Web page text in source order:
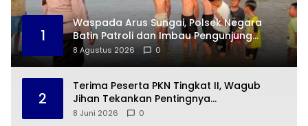
1
Waspada Arus Sungai, Polsek Negara
Batin Patroli dan Imbau Pengunjung
Wisata Pasir Karta Jaya
8 Agustus 2026 0
2
Terima Peserta PKN Tingkat II, Wagub
Jihan Tekankan Pentingnya
Kepemimpinan Adaptif
8 Juni 2026 0